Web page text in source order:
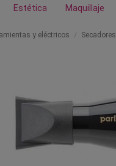
Estética Maquillaje
y eléctricos Secadores